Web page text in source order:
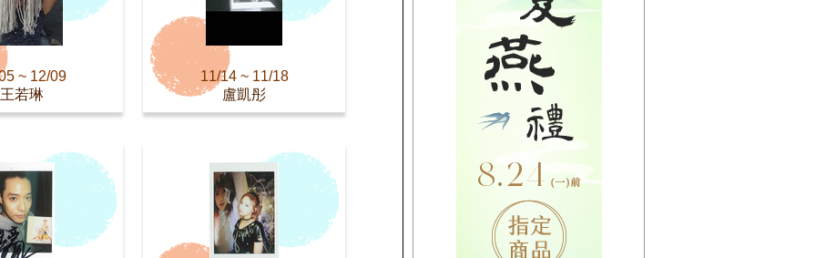
~ 12/09
王若琳
11/14 ~ 11/18
盧凱彤
【HitFm正在進行】
POP 大國民(代班)-楊
智伃
(花東)POP大國民-邱世卿